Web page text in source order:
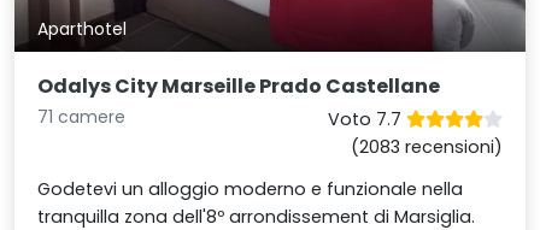
Aparthotel
Odalys City Marseille Prado Castellane
71 camere
Voto 7.7
(2083 recensioni)
Godetevi un alloggio moderno e funzionale nella
tranquilla zona dell'8º arrondissement di Marsiglia.